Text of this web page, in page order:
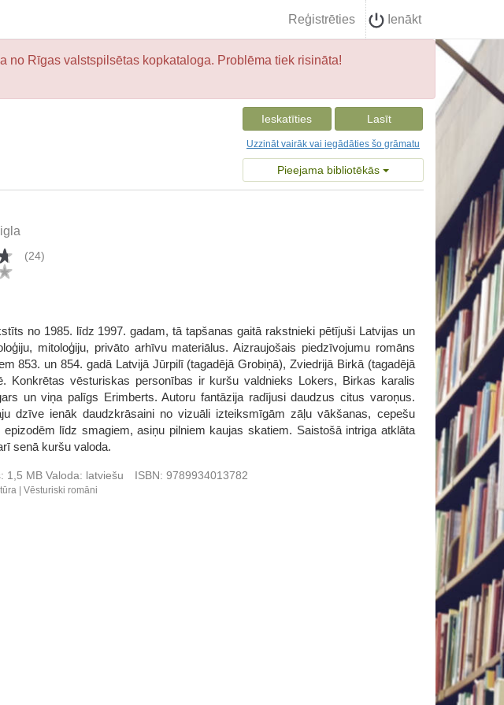
Reģistrēties Ienākt
Rīgas valstspilsētas kopkataloga. Problēma tiek risināta!
Ieskatīties Lasīt
Uzzināt vairāk vai iegādāties šo grāmatu
Pieejama bibliotēkās
(24)
no 1985. līdz 1997. gadam, tā tapšanas gaitā rakstnieki pētījuši Latvijas un
mitoloģiju, privāto arhīvu materiālus. Aizraujošais piedzīvojumu romāns
853. un 854. gadā Latvijā Jūrpilī (tagadējā Grobiņā), Zviedrijā Birkā (tagadējā
Konkrētas vēsturiskas personības ir kuršu valdnieks Lokers, Birkas karalis
un viņa palīgs Erimberts. Autoru fantāzija radījusi daudzus citus varoņus.
dzīve ienāk daudzkrāsaini no vizuāli izteiksmīgām zāļu vākšanas, cepešu
līdz smagiem, asiņu pilniem kaujas skatiem. Saistošā intriga atklāta
senā kuršu valoda.
1,5 MBValoda: latviešu ISBN: 9789934013782
Vēsturiski romāni